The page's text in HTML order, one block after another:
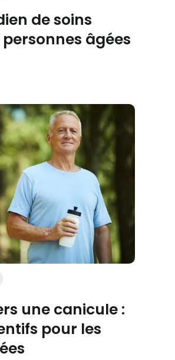
de soins
âgées
une canicule :
pour les